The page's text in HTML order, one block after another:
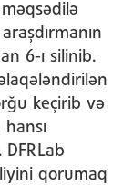
6-ı silinib.
keçirib və
qorumaq